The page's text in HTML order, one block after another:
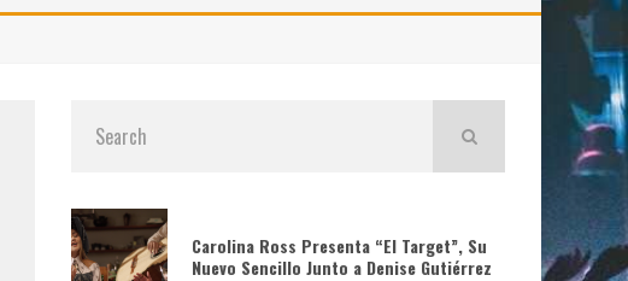
Carolina Ross Presenta “El Target”, Su
Nuevo Sencillo Junto a Denise Gutiérrez